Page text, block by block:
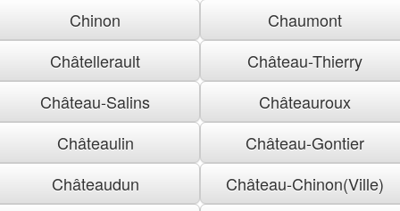
Chinon
Chaumont
Châtellerault
Château-Thierry
Château-Salins
Châteauroux
Châteaulin
Château-Gontier
Châteaudun
Château-Chinon(Ville)